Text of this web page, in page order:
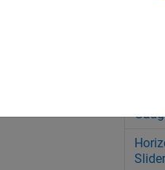
el usuario
adicionales
Slider